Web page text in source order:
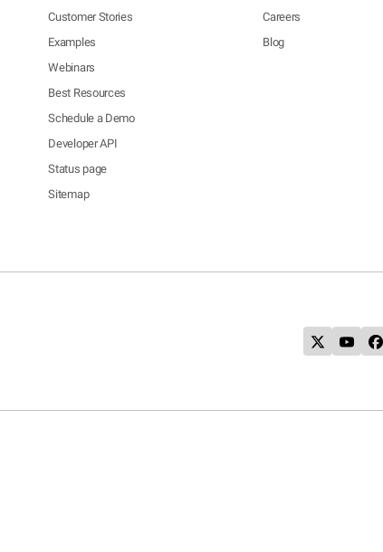
Customer Stories
Examples
Webinars
Best Resources
Schedule a Demo
Developer API
Status page
Sitemap
Careers
Blog